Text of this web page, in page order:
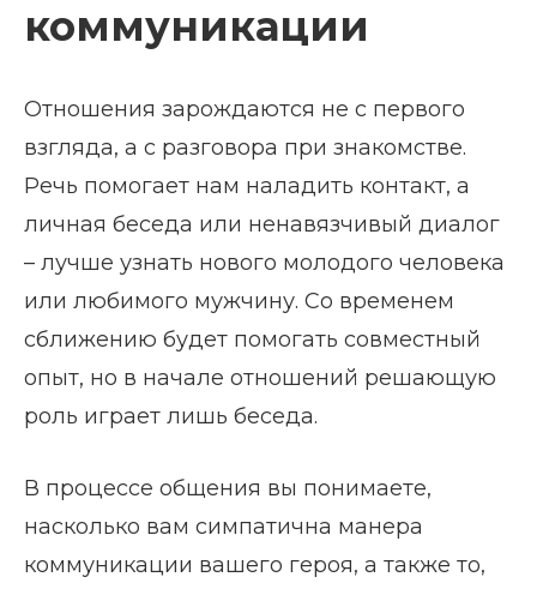
коммуникации
Отношения зарождаются не с первого
взгляда, а с разговора при знакомстве.
Речь помогает нам наладить контакт, а
личная беседа или ненавязчивый диалог
– лучше узнать нового молодого человека
или любимого мужчину. Со временем
сближению будет помогать совместный
опыт, но в начале отношений решающую
роль играет лишь беседа.
В процессе общения вы понимаете,
насколько вам симпатична манера
коммуникации вашего героя, а также то,